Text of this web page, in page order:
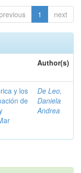
1 next
Author(s)
y los
de
De Leo,
Daniela
Andrea